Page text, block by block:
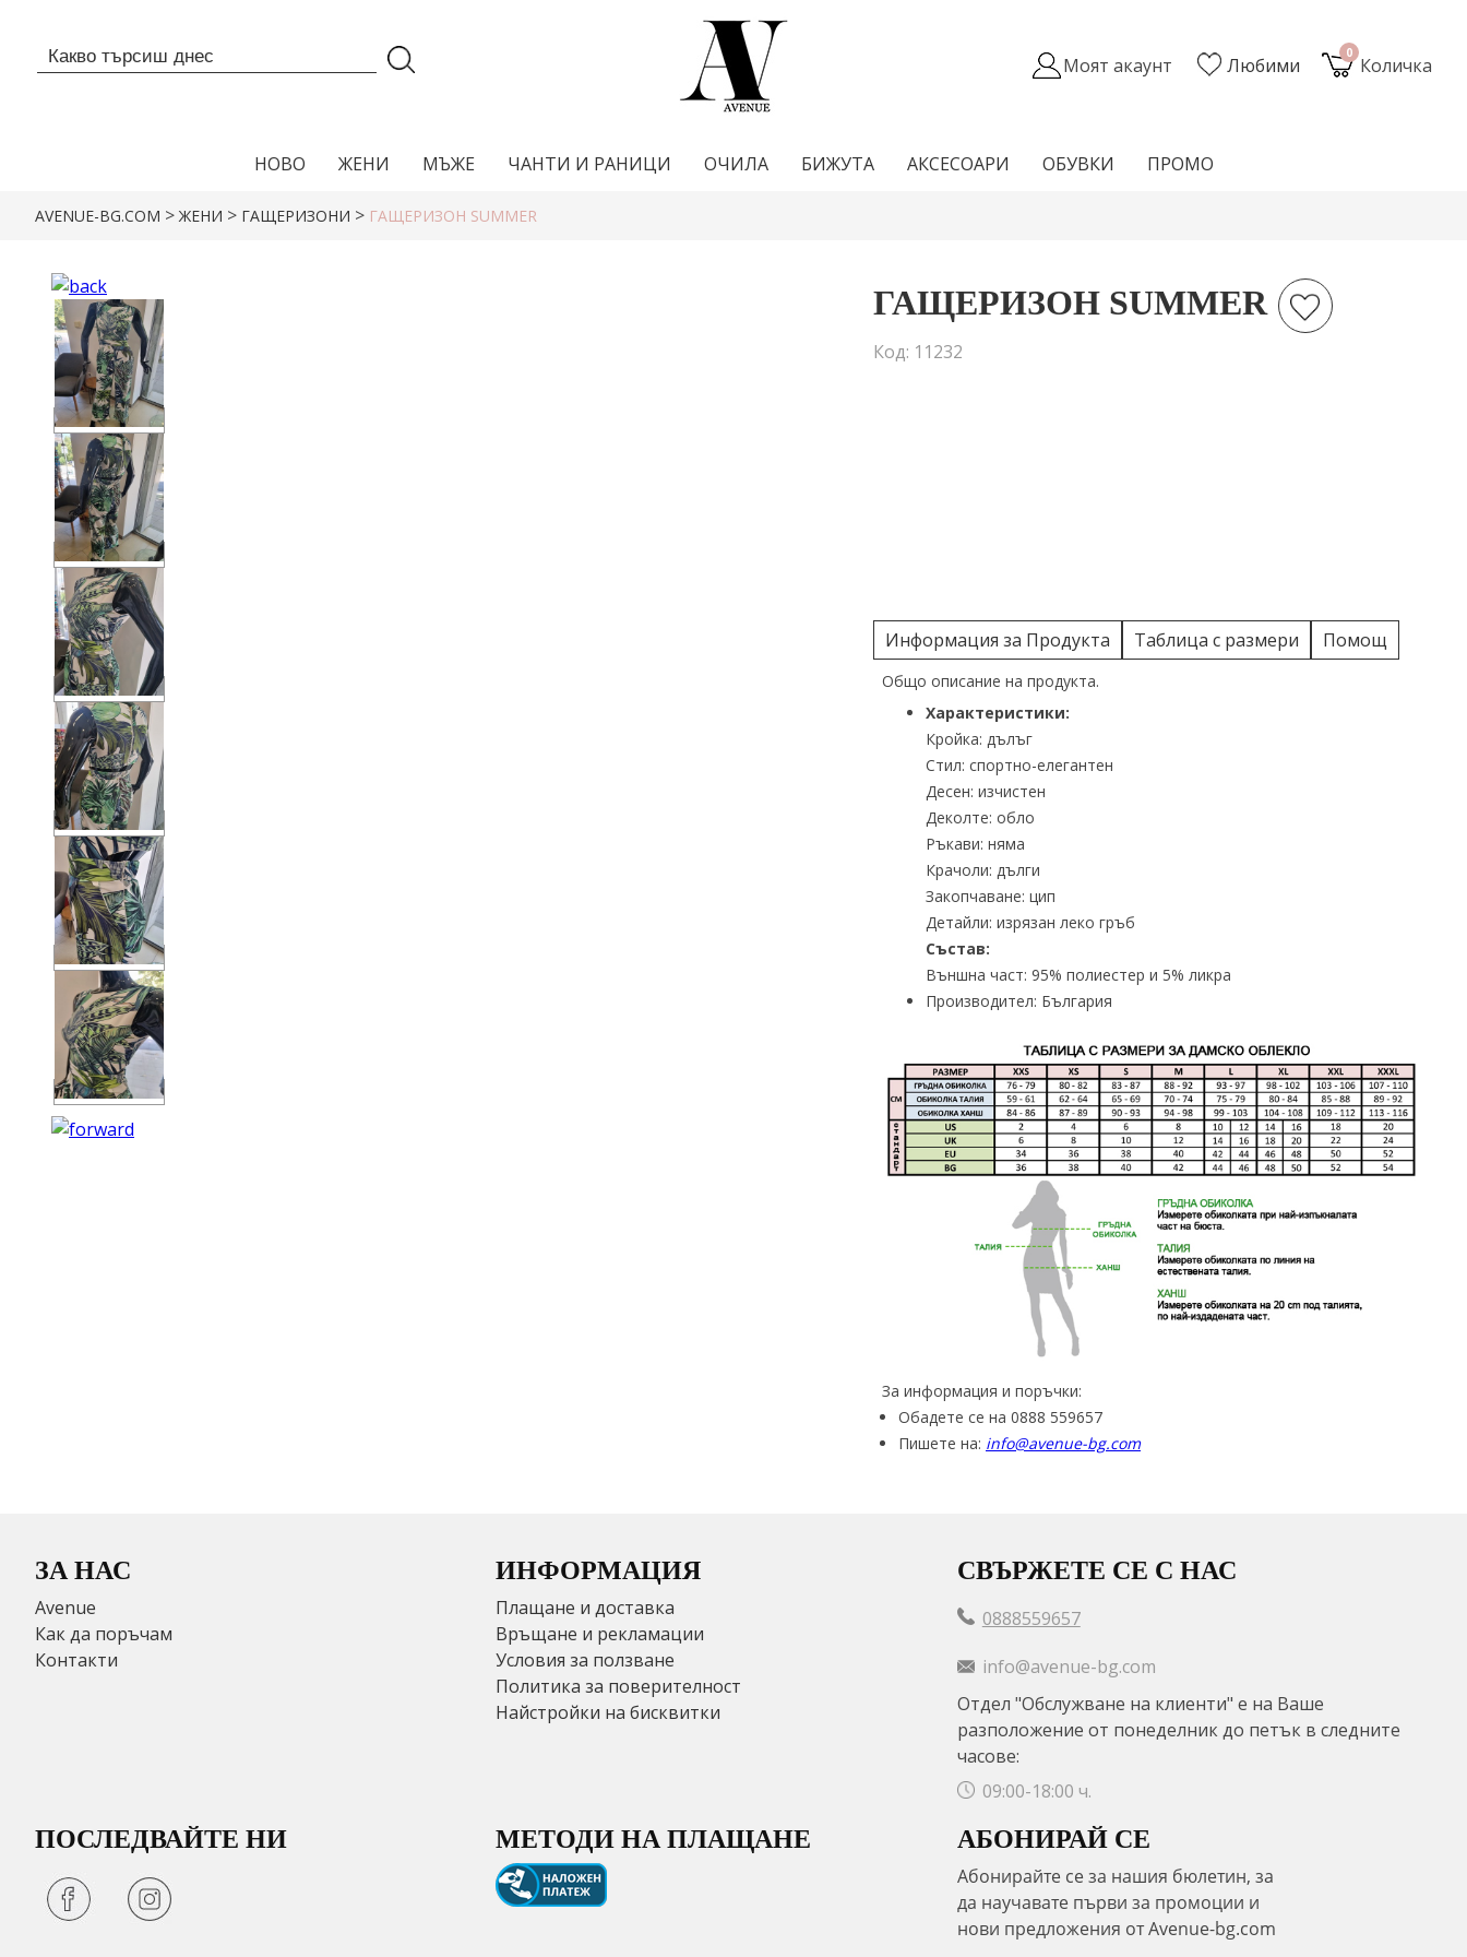
0
Количка
Любими
Моят акаунт
НОВО ЖЕНИ МЪЖЕ ЧАНТИ И РАНИЦИ ОЧИЛА БИЖУТА АКСЕСОАРИ ОБУВКИ ПРОМО
AVENUE-BG.COM >ЖЕНИ > ГАЩЕРИЗОНИ > ГАЩЕРИЗОН SUMMER
ГАЩЕРИЗОН SUMMER
Код: 11232
Информация за Продукта Таблица с размери Помощ
Общо описание на продукта.
Характеристики:
Кройка: дълъг
Стил: спортно-елегантен
Десен: изчистен
Деколте: обло
Ръкави: няма
Крачоли: дълги
Закопчаване: цип
Детайли: изрязан леко гръб
Състав:
Външна част: 95% полиестер и 5% ликра
Производител: България
За информация и поръчки:
Обадете се на 0888 559657
Пишете на: info@avenue-bg.com
ЗА НАС
Avenue
Как да поръчам
Контакти
ИНФОРМАЦИЯ
Плащане и доставка
Връщане и рекламации
Условия за ползване
Политика за поверителност
Найстройки на бисквитки
СВЪРЖЕТЕ СЕ С НАС
0888559657
info@avenue-bg.com
Отдел "Обслужване на клиенти" е на Ваше
разположение от понеделник до петък в следните
часове:
09:00-18:00 ч.
ПОСЛЕДВАЙТЕ НИ МЕТОДИ НА ПЛАЩАНЕ АБОНИРАЙ СЕ